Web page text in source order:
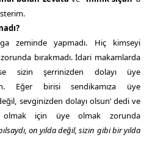
zeminde yapmadı. Hiç kimseyi
bırakmadı. İdari makamlarda
sizin şerrinizden dolayı üye
Eğer birisi sendikamıza üye
sevginizden dolayı olsun’ dedi ve
olmak için üye olmak zorunda
on yılda değil, sizin gibi bir yılda